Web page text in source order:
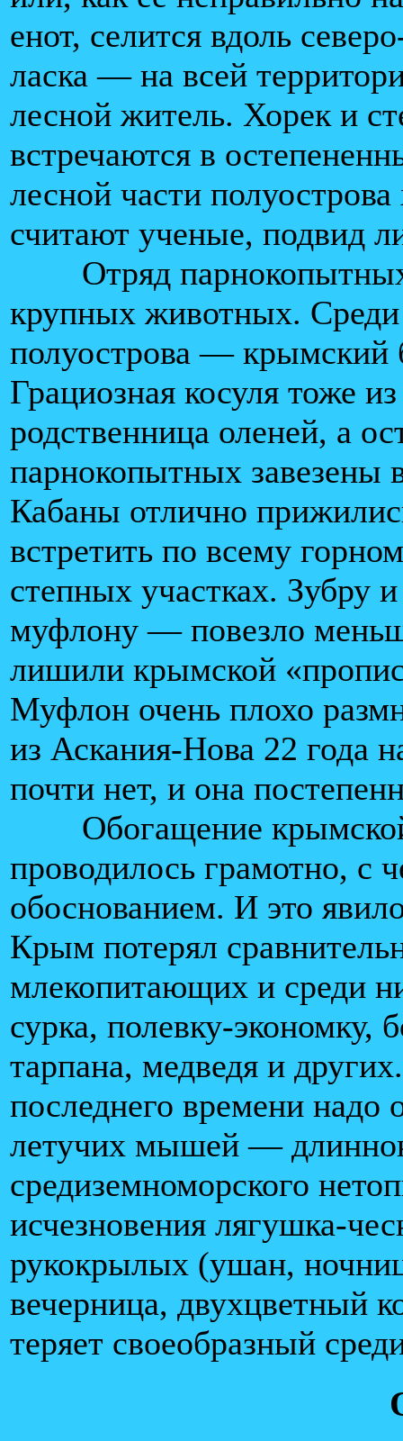
енот, селится вдоль
ласка — на всей
лесной житель. Хорек и
встречаются в
лесной части
считают ученые, подвид
Отряд парнокопытных
крупных животных. Среди
полуострова — крымский
Грациозная косуля тоже
родственница оленей, а
парнокопытных завезены
Кабаны отлично
встретить по всему
степных участках. Зубру
муфлону — повезло
лишили крымской
Муфлон очень плохо
из Аскания-Нова 22 года
почти нет, и она
Обогащение крымской
проводилось грамотно, с
обоснованием. И это
Крым потерял
млекопитающих и среди
сурка, полевку-экономку,
тарпана, медведя и
последнего времени надо
летучих мышей —
средиземноморского
исчезновения лягушка-
рукокрылых (ушан,
вечерница, двухцветный
теряет своеобразный